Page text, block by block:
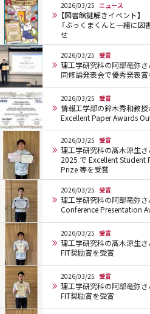
2026/03/25 ニュース
【図書館謎解きイベント】
『ぶっくまくんと一緒に図
せ
2026/03/25 受賞
理工学研究科の阿部竜弥
同修論発表会で優秀発表賞
2026/03/25 受賞
情報工学部の鈴木秀和教
Excellent Paper Awards
2026/03/25 受賞
理工学研究科の髙木涼生さ
2025 で Excellent
Prize 等を受賞
2026/03/25 受賞
理工学研究科の阿部竜弥
Conference Presentation
2026/03/25 受賞
理工学研究科の髙木涼生
FIT奨励賞を受賞
2026/03/25 受賞
理工学研究科の阿部竜弥
FIT奨励賞を受賞